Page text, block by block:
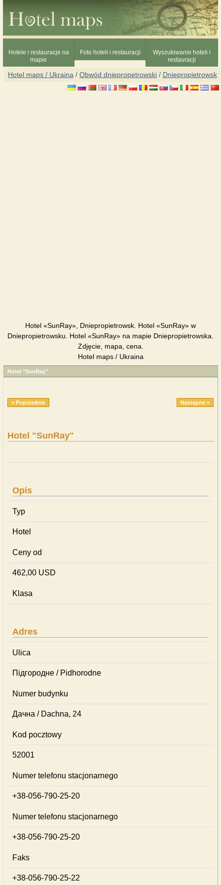
Hotele i restauracje na
mapie
Foto hoteli i restauracji
Wyszukiwanie hoteli i
restauracji
Hotel maps / Ukraina / Obwód dniepropetrowski / Dniepropietrowsk
Hotel «SunRay», Dniepropietrowsk. Hotel «SunRay» w
Dniepropietrowsku. Hotel «SunRay» na mapie Dniepropietrowska.
Zdjęcie, mapa, cena.
Hotel maps / Ukraina
Hotel "SunRay"
« Poprzednie Następne »
Hotel "SunRay"
Opis
Typ
Hotel
Ceny od
462,00 USD
Klasa
Adres
Ulica
Підгородне / Pidhorodne
Numer budynku
Дачна / Dachna, 24
Kod pocztowy
52001
Numer telefonu stacjonarnego
+38-056-790-25-20
Numer telefonu stacjonarnego
+38-056-790-25-20
Faks
+38-056-790-25-22